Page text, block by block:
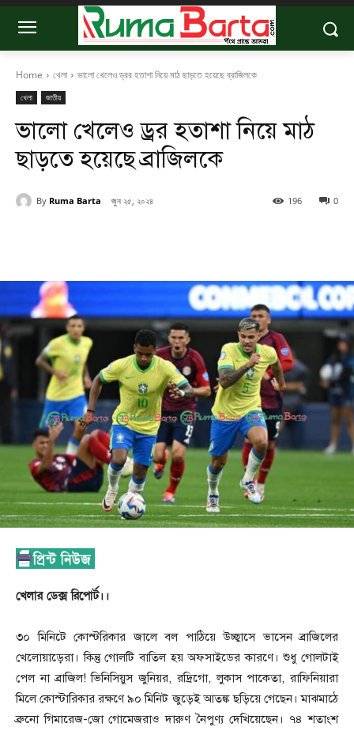
Home খেলা ভালো খেলেও ড্রর হতাশা নিয়ে মাঠ ছাড়তে হয়েছে ব্রাজিলকে
খেলা জাতীয়
ভালো খেলেও ড্রর হতাশা নিয়ে মাঠ
ছাড়তে হয়েছে ব্রাজিলকে
By Ruma Barta জুন ২৫, ২০২৪ 0
196
খেলার ডেক্স রিপোর্ট।।
৩০ মিনিটে কোস্টরিকার জালে বল পাঠিয়ে উচ্ছ্বাসে ভাসেন ব্রাজিলের
খেলোয়াড়েরা। কিন্তু গোলটি বাতিল হয় অফসাইডের কারণে। শুধু গোলটাই
পেল না ব্রাজিল! ভিনিসিয়ুস জুনিয়র, রদ্রিগো, লুকাস পাকেতা, রাফিনিয়ারা
মিলে কোস্টারিকার রক্ষণে ৯০ মিনিট জুড়েই আতঙ্ক ছড়িয়ে গেছেন। মাঝমাঠে
ব্রুনো গিমারেজ-জো গোমেজরাও দারুণ নৈপুণ্য দেখিয়েছেন। ৭৪ শতাংশ